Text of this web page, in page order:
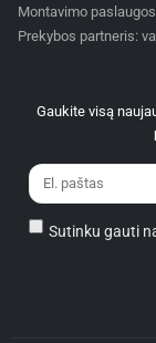
Montavimo paslaugos
Prekybos partneris:
Gaukite visą
Sutinku gauti